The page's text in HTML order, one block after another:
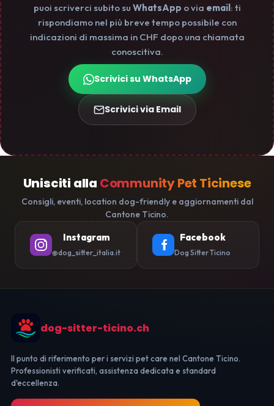
puoi scriverci subito su WhatsApp o via email: ti
rispondiamo nel più breve tempo possibile con
indicazioni di massima in CHF dopo una chiamata
conoscitiva.
Scrivici su WhatsApp
Scrivici via Email
Unisciti alla Community Pet Ticinese
Consigli, eventi, location dog-friendly e aggiornamenti dal
Cantone Ticino.
Instagram
@dog_sitter_italia.it
Facebook
Dog Sitter Ticino
dog-sitter-ticino.ch
Il punto di riferimento per i servizi pet care nel Cantone Ticino.
Professionisti verificati, assistenza dedicata e standard
d'eccellenza.